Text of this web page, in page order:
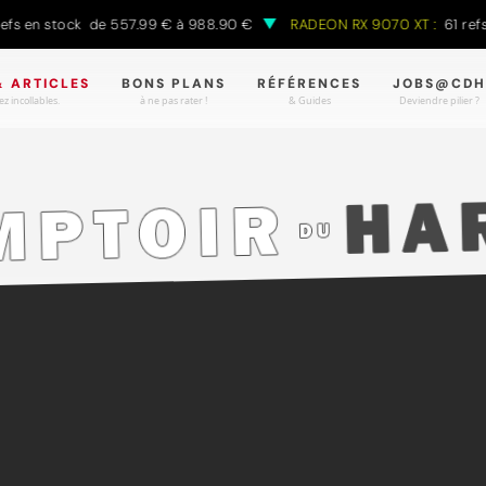
de 557.99 € à 988.90 € RADEON RX 9070 XT : 61 refs en
ARTICLES
incollables.
BONS PLANS
à ne pas rater !
RÉFÉRENCES
& Guides
JOBS@CDH
Deviendre pilier ?